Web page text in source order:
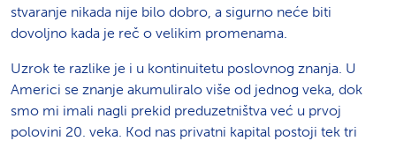
stvaranje nikada nije bilo dobro, a sigurno neće biti
dovoljno kada je reč o velikim promenama.
Uzrok te razlike je i u kontinuitetu poslovnog znanja. U
Americi se znanje akumuliralo više od jednog veka, dok
smo mi imali nagli prekid preduzetništva već u prvoj
polovini 20. veka. Kod nas privatni kapital postoji tek tri